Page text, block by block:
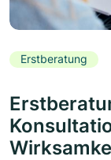
Erstberatung